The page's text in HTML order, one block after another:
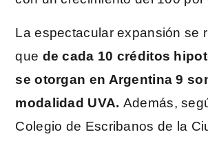
La espectacular expansión se
que de cada 10 créditos
se otorgan en Argentina 9
modalidad UVA. Además,
Colegio de Escribanos de la